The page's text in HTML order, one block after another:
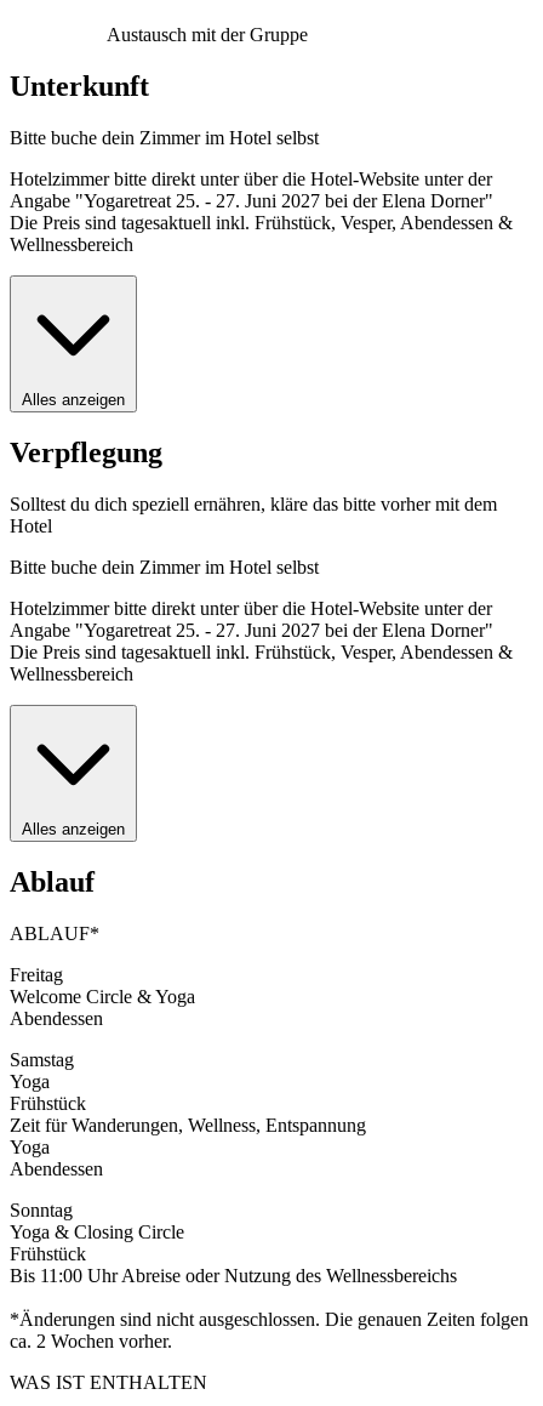
Austausch mit der Gruppe
Unterkunft
Bitte buche dein Zimmer im Hotel selbst
Hotelzimmer bitte direkt unter über die Hotel-Website unter der
Angabe "Yogaretreat 25. - 27. Juni 2027 bei der Elena Dorner"
Die Preis sind tagesaktuell inkl. Frühstück, Vesper, Abendessen &
Wellnessbereich
Alles anzeigen
Verpflegung
Solltest du dich speziell ernähren, kläre das bitte vorher mit dem
Hotel
Bitte buche dein Zimmer im Hotel selbst
Hotelzimmer bitte direkt unter über die Hotel-Website unter der
Angabe "Yogaretreat 25. - 27. Juni 2027 bei der Elena Dorner"
Die Preis sind tagesaktuell inkl. Frühstück, Vesper, Abendessen &
Wellnessbereich
Alles anzeigen
Ablauf
ABLAUF*
Freitag
Welcome Circle & Yoga
Abendessen
Samstag
Yoga
Frühstück
Zeit für Wanderungen, Wellness, Entspannung
Yoga
Abendessen
Sonntag
Yoga & Closing Circle
Frühstück
Bis 11:00 Uhr Abreise oder Nutzung des Wellnessbereichs
*Änderungen sind nicht ausgeschlossen. Die genauen Zeiten folgen
ca. 2 Wochen vorher.
WAS IST ENTHALTEN